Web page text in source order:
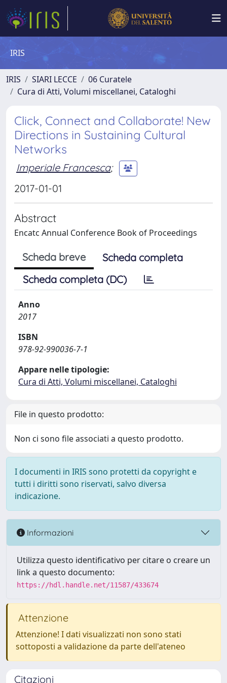
IRIS
IRIS SIARI LECCE
06 Curatele
Cura di Atti, Volumi miscellanei, Cataloghi
Click, Connect and Collaborate! New
Directions in Sustaining Cultural
Networks
Imperiale Francesca;
2017-01-01
Abstract
Encatc Annual Conference Book of Proceedings
Scheda breve
Scheda completa
Scheda completa (DC)
Anno
2017
ISBN
978-92-990036-7-1
Appare nelle tipologie:
Cura di Atti, Volumi miscellanei, Cataloghi
File in questo prodotto:
Non ci sono file associati a questo prodotto.
I documenti in IRIS sono protetti da copyright e
tutti i diritti sono riservati, salvo diversa
indicazione.
Informazioni
Utilizza questo identificativo per citare o creare un
link a questo documento:
https://hdl.handle.net/11587/433674
Attenzione
Attenzione! I dati visualizzati non sono stati
sottoposti a validazione da parte dell'ateneo
Citazioni